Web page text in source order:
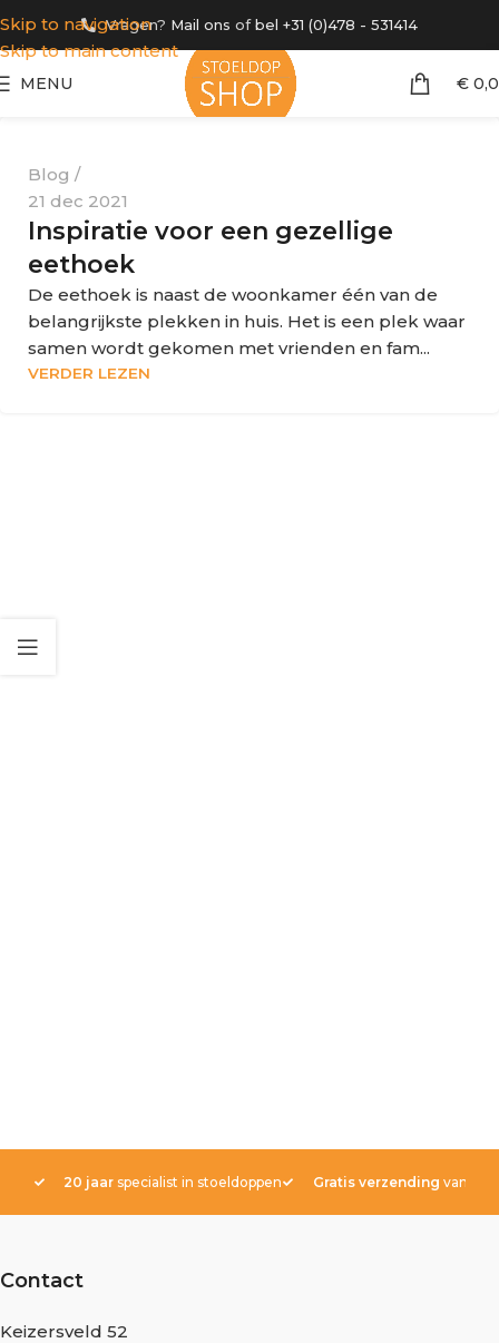
Skip to navigation
Skip to main content
Vragen? Mail ons ofbel +31 (0)478 - 531414
MENU €
Blog
21 dec 2021
Inspiratie voor een gezellige
eethoek
De eethoek is naast de woonkamer één van de
belangrijkste plekken in huis. Het is een plek waar
samen wordt gekomen met vrienden en fam...
VERDER LEZEN
20 jaar specialist in stoeldoppen Gratis verzending vanaf €
Contact
Keizersveld 52